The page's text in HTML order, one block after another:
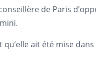
de Paris
ait été mise